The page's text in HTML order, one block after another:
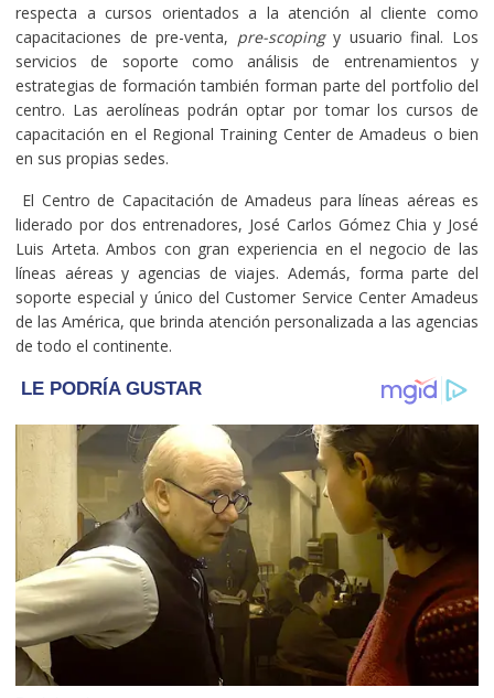
respecta a cursos orientados a la atención al cliente como
capacitaciones de pre-venta, pre-scopingy usuario final. Los
servicios de soporte como análisis de entrenamientos y
estrategias de formación también forman parte del portfolio del
centro. Las aerolíneas podrán optar por tomar los cursos de
capacitación en el Regional Training Center de Amadeus o bien
en sus propias sedes.
El Centro de Capacitación de Amadeus para líneas aéreas es
liderado por dos entrenadores, José Carlos Gómez Chia y José
Luis Arteta. Ambos con gran experiencia en el negocio de las
líneas aéreas y agencias de viajes. Además, forma parte del
soporte especial y único del Customer Service Center Amadeus
de las América, que brinda atención personalizada a las agencias
de todo el continente.